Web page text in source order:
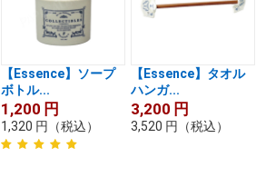
【Essence】ソープ
ボトル...
1,200 円
1,320 円 （税込）
【Essence】タオル
ハンガ...
3,200 円
3,520 円 （税込）